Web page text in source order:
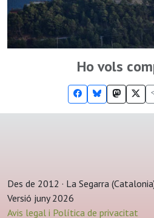
Ho vols
Des de 2012 · La Segarra
Versió juny 2026
Avis legal i Política de privacitat